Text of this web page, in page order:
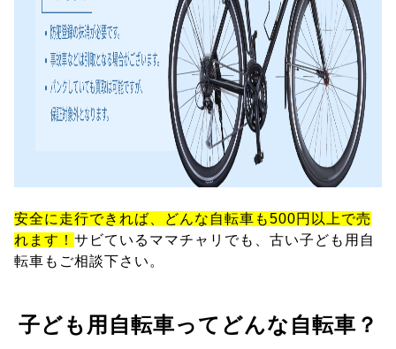
安全に走行できれば、どんな自転車も500円以上で売
れます！ サビているママチャリでも、古い子ども用自
転車もご相談下さい。
子ども用自転車ってどんな自転車？